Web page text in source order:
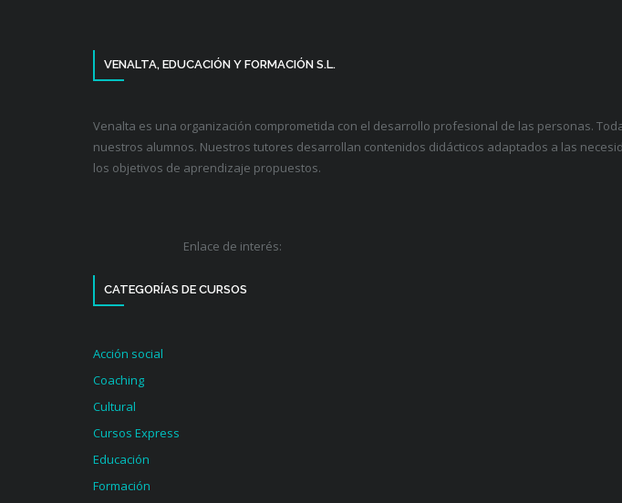
VENALTA, EDUCACIÓN Y FORMACIÓN S.L.
Venalta es una organización comprometida con el desarrollo profesional de las personas.
nuestros alumnos. Nuestros tutores desarrollan contenidos didácticos adaptados a las
los objetivos de aprendizaje propuestos.
Enlace de interés:
CATEGORÍAS DE CURSOS
Acción social
Coaching
Cultural
Cursos Express
Educación
Formación